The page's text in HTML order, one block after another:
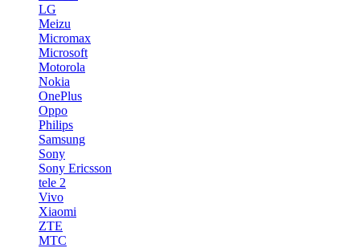
LG
Meizu
Micromax
Microsoft
Motorola
Nokia
OnePlus
Oppo
Philips
Samsung
Sony
Sony Ericsson
tele 2
Vivo
Xiaomi
ZTE
МТС